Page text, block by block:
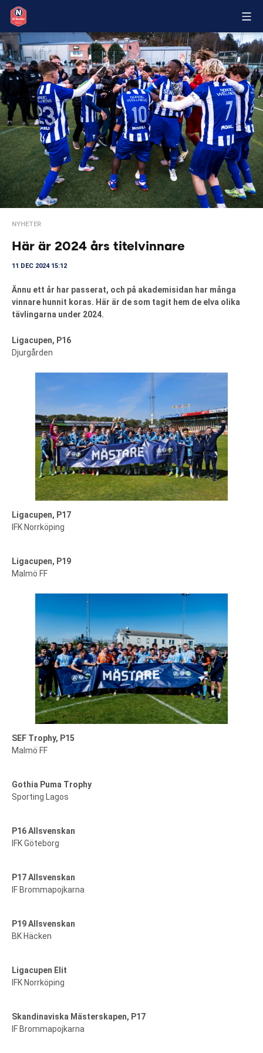
NYHETER
Här är 2024 års titelvinnare
11 DEC 2024 15:12
Ännu ett år har passerat, och på akademisidan har många
vinnare hunnit koras. Här är de som tagit hem de elva olika
tävlingarna under 2024.
Ligacupen, P16
Djurgården
Ligacupen, P17
IFK Norrköping
Ligacupen, P19
Malmö FF
SEF Trophy, P15
Malmö FF
Gothia Puma Trophy
Sporting Lagos
P16 Allsvenskan
IFK Göteborg
P17 Allsvenskan
IF Brommapojkarna
P19 Allsvenskan
BK Häcken
Ligacupen Elit
IFK Norrköping
Skandinaviska Mästerskapen, P17
IF Brommapojkarna